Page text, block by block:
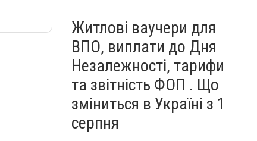
Житлові ваучери для
ВПО, виплати до Дня
Незалежності, тарифи
та звітність ФОП . Що
зміниться в Україні з 1
серпня